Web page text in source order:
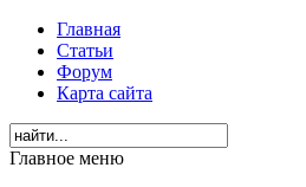
Главная
Статьи
Форум
Карта сайта
Главное меню